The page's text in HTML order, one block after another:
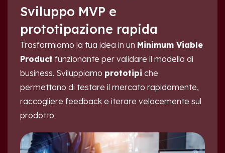
Sviluppo MVP e
prototipazione rapida
Trasformiamo la tua idea in un Minimum Viable
Product funzionante per validare il modello di
business. Sviluppiamo prototipi che
permettono di testare il mercato rapidamente,
raccogliere feedback e iterare velocemente sul
prodotto.